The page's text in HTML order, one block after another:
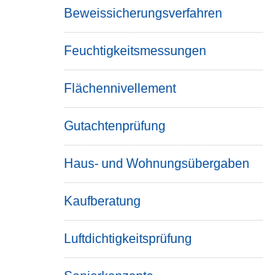
Beweissicherungsverfahren
Feuchtigkeitsmessungen
Flächennivellement
Gutachtenprüfung
Haus- und Wohnungsübergaben
Kaufberatung
Luftdichtigkeitsprüfung